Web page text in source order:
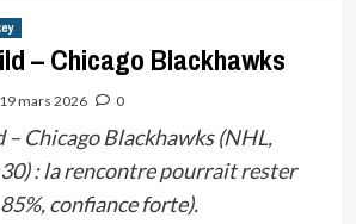
– Chicago Blackhawks
19 mars 2026 0
Chicago Blackhawks (NHL,
: la rencontre pourrait rester
confiance forte).